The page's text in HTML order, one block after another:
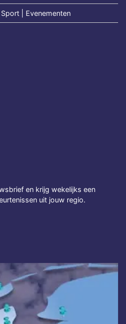
| Evenementen
en krijg wekelijks een
uit jouw regio.